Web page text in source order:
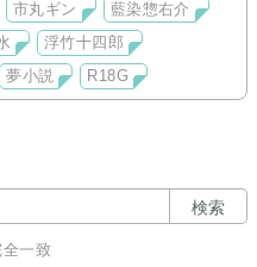
市丸ギン
藍染惣右介
浮竹十四郎
夢小説 R18G
検索
全一致